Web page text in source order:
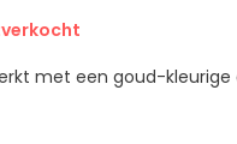
met een goud-kleurige